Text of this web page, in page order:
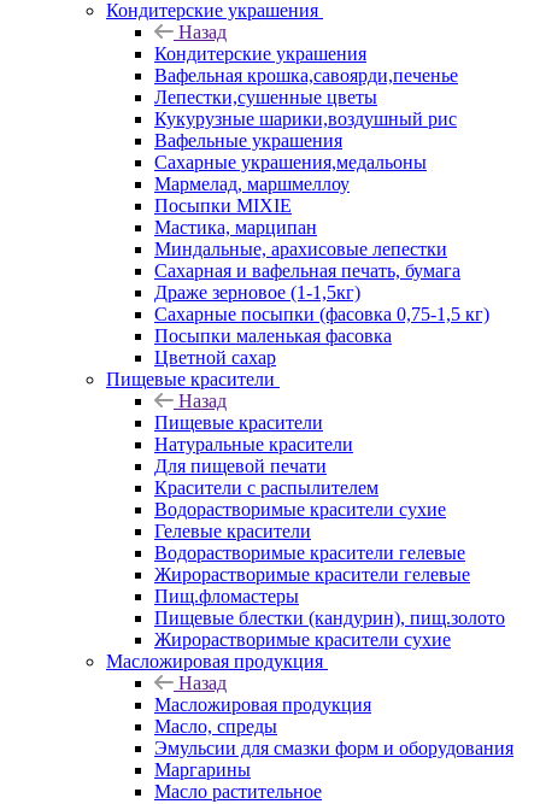
Кондитерские украшения
Назад
Кондитерские украшения
Вафельная крошка,савоярди,печенье
Лепестки,сушенные цветы
Кукурузные шарики,воздушный рис
Вафельные украшения
Сахарные украшения,медальоны
Мармелад, маршмеллоу
Посыпки MIXIE
Мастика, марципан
Миндальные, арахисовые лепестки
Сахарная и вафельная печать, бумага
Драже зерновое (1-1,5кг)
Сахарные посыпки (фасовка 0,75-1,5 кг)
Посыпки маленькая фасовка
Цветной сахар
Пищевые красители
Назад
Пищевые красители
Натуральные красители
Для пищевой печати
Красители с распылителем
Водорастворимые красители сухие
Гелевые красители
Водорастворимые красители гелевые
Жирорастворимые красители гелевые
Пищ.фломастеры
Пищевые блестки (кандурин), пищ.золото
Жирорастворимые красители сухие
Масложировая продукция
Назад
Масложировая продукция
Масло, спреды
Эмульсии для смазки форм и оборудования
Маргарины
Масло растительное